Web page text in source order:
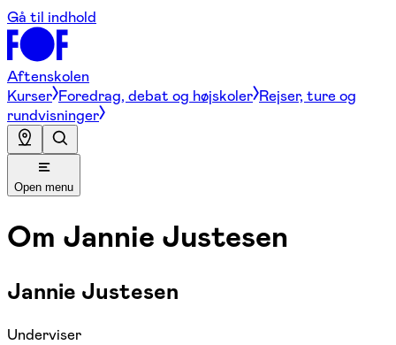
Gå til indhold
Aftenskolen
Kurser Foredrag, debat og højskoler Rejser, ture og
rundvisninger
Open menu
Om Jannie Justesen
Jannie Justesen
Underviser